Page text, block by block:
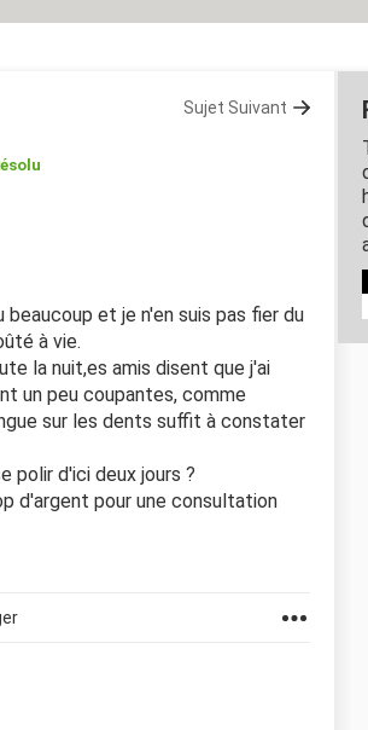
Sujet Suivant
beaucoup et je n'en suis pas fier du
à vie.
la nuit,es amis disent que j'ai
un peu coupantes, comme
sur les dents suffit à constater
polir d'ici deux jours ?
d'argent pour une consultation